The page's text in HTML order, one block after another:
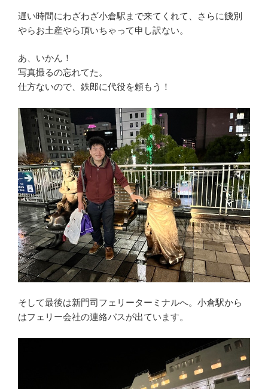
遅い時間にわざわざ小倉駅まで来てくれて、さらに餞別
やらお土産やら頂いちゃって申し訳ない。
あ、いかん！
写真撮るの忘れてた。
仕方ないので、鉄郎に代役を頼もう！
そして最後は新門司フェリーターミナルへ。小倉駅から
はフェリー会社の連絡バスが出ています。